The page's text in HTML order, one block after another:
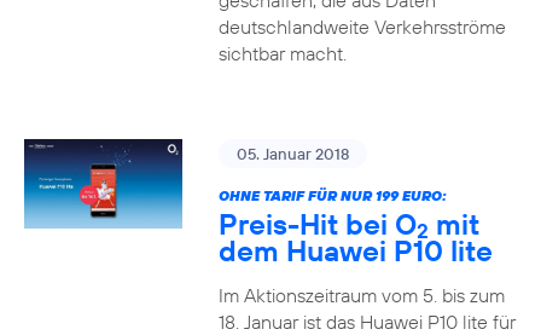
deutschlandweite Verkehrsströme
sichtbar macht.
05. Januar 2018
OHNE TARIF FÜR NUR 199 EURO:
Preis-Hit bei O2 mit
dem Huawei P10 lite
Im Aktionszeitraum vom 5. bis zum
18. Januar ist das Huawei P10 lite für